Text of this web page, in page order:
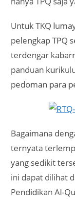
Untuk TKQ
pelengkap TPQ
terdengar
panduan
pedoman para
Bagaimana
ternyata
yang sedikit
ini dapat dilihat
Pendidikan Al-